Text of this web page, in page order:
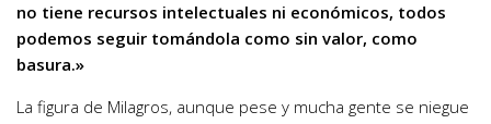
no tiene recursos intelectuales ni económicos, todos
podemos seguir tomándola como sin valor, como
basura.»
La figura de Milagros, aunque pese y mucha gente se niegue